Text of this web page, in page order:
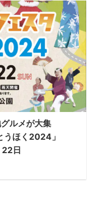
ルメが大集
うほく2024」
22日